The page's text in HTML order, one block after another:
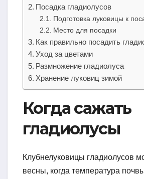
Посадка гладиолусов
Подготовка луковицы к
Место для посадки
Как правильно посадить
Уход за цветами
Размножение гладиолуса
Хранение луковиц зимой
Когда сажать
гладиолусы
Клубнелуковицы гладиолусов
весны, когда температура